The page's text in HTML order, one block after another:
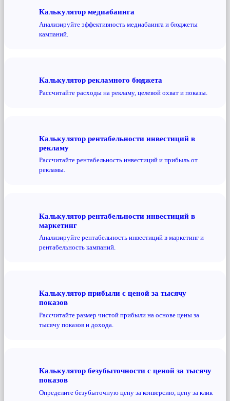
Калькулятор медиабаинга
Анализируйте эффективность медиабаинга и бюджеты
кампаний.
Калькулятор рекламного бюджета
Рассчитайте расходы на рекламу, целевой охват и показы.
Калькулятор рентабельности инвестиций в
рекламу
Рассчитайте рентабельность инвестиций и прибыль от
рекламы.
Калькулятор рентабельности инвестиций в
маркетинг
Анализируйте рентабельность инвестиций в маркетинг и
рентабельность кампаний.
Калькулятор прибыли с ценой за тысячу
показов
Рассчитайте размер чистой прибыли на основе цены за
тысячу показов и дохода.
Калькулятор безубыточности с ценой за тысячу
показов
Определите безубыточную цену за конверсию, цену за клик